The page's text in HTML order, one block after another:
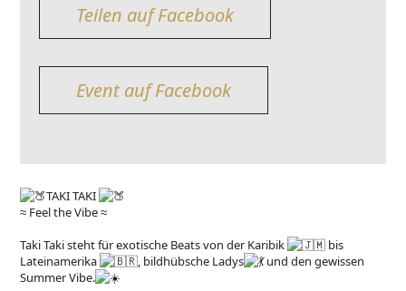
Teilen auf Facebook
Event auf Facebook
TAKI TAKI
≈ Feel the Vibe ≈
Taki Taki steht für exotische Beats von der Karibik
bis
Lateinamerika
, bildhübsche Ladys
und den gewissen
Summer Vibe.